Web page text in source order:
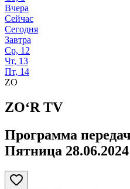
Вчера
Сейчас
Сегодня
Завтра
Ср, 12
Чт, 13
Пт, 14
ZO
ZO‘R TV
Программа
Пятница 28.06.2024